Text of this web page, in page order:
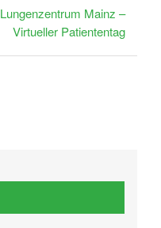
Lungenzentrum Mainz –
Virtueller Patiententag